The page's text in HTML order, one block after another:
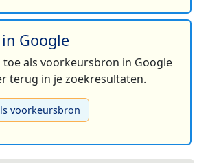
Google
toe als voorkeursbron in Google
terug in je zoekresultaten.
voorkeursbron